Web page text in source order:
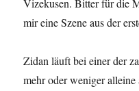
Vizekusen. Bitter für die
mir eine Szene aus der
Zidan läuft bei einer der
mehr oder weniger